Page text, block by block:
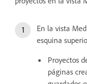
En la vista
esquina
Proyectos
páginas